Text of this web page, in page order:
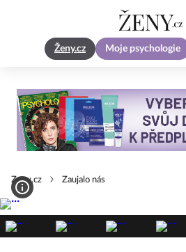
Ženy.cz Moje psychologie
Zeny.cz Zaujalo nás